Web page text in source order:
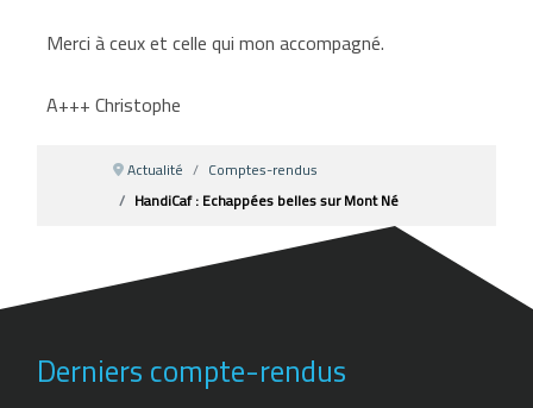
Merci à ceux et celle qui mon accompagné.
A+++ Christophe
Actualité
Comptes-rendus
HandiCaf : Echappées belles sur Mont Né
Derniers compte-rendus